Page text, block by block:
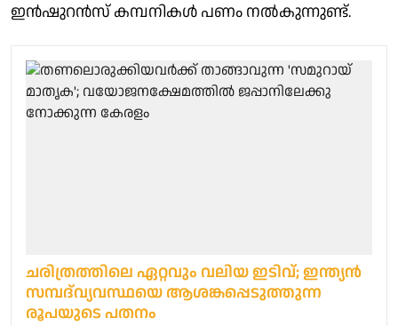
ഇന്‍ഷുറന്‍സ് കമ്പനികള്‍ പണം നല്‍കുന്നുണ്ട്.
ചരിത്രത്തിലെ ഏറ്റവും വലിയ ഇടിവ്; ഇന്ത്യന്‍
സമ്പദ്‌വ്യവസ്ഥയെ ആശങ്കപ്പെടുത്തുന്ന
രൂപയുടെ പതനം